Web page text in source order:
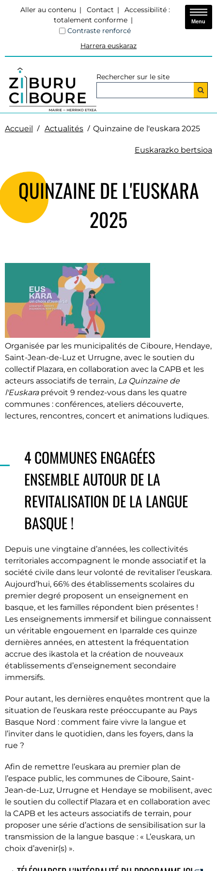
Aller au contenu Contact
Accessibilité :
totalement conforme
Contraste renforcé
Harrera euskaraz
Rechercher sur le site
Menu
Accueil Actualités Quinzaine de l'euskara 2025
Euskarazko bertsioa
QUINZAINE DE L'EUSKARA
2025
Organisée par les municipalités de Ciboure, Hendaye,
Saint-Jean-de-Luz et Urrugne, avec le soutien du
collectif Plazara, en collaboration avec la CAPB et les
acteurs associatifs de terrain, La Quinzaine de
l'Euskaraprévoit 9 rendez-vous dans les quatre
communes : conférences, ateliers découverte,
lectures, rencontres, concert et animations ludiques.
4 COMMUNES ENGAGÉES
ENSEMBLE AUTOUR DE LA
REVITALISATION DE LA LANGUE
BASQUE !
Depuis une vingtaine d’années, les collectivités
territoriales accompagnent le monde associatif et la
société civile dans leur volonté de revitaliser l’euskara.
Aujourd’hui, 66% des établissements scolaires du
premier degré proposent un enseignement en
basque, et les familles répondent bien présentes !
Les enseignements immersif et bilingue connaissent
un véritable engouement en Iparralde ces quinze
dernières années, en attestent la fréquentation
accrue des ikastola et la création de nouveaux
établissements d’enseignement secondaire
immersifs.
Pour autant, les dernières enquêtes montrent que la
situation de l’euskara reste préoccupante au Pays
Basque Nord : comment faire vivre la langue et
l’inviter dans le quotidien, dans les foyers, dans la
rue ?
Afin de remettre l’euskara au premier plan de
l’espace public, les communes de Ciboure, Saint-
Jean-de-Luz, Urrugne et Hendaye se mobilisent, avec
le soutien du collectif Plazara et en collaboration avec
la CAPB et les acteurs associatifs de terrain, pour
proposer une série d’actions de sensibilisation sur la
transmission de la langue basque : « L’euskara, un
choix d’avenir(s) ».